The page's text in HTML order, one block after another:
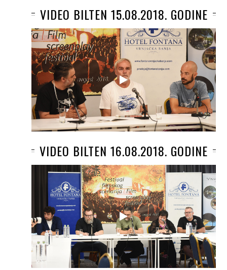
VIDEO BILTEN 15.08.2018. GODINE
VIDEO BILTEN 16.08.2018. GODINE